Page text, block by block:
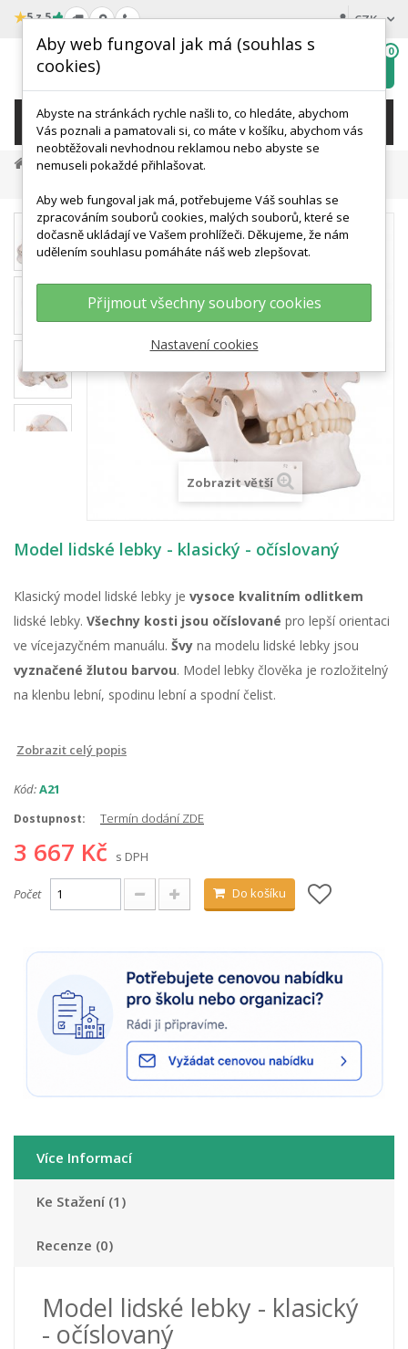
★5 z 5 CZK
wishlist
0
KATEGORIE
Anatomické Modely
Modely Lidské Lebky
Zobrazit větší
Model lidské lebky - klasický - očíslovaný
Klasický model lidské lebky je vysoce kvalitním odlitkem
lidské lebky. Všechny kosti jsou očíslované pro lepší orientaci
ve vícejazyčném manuálu. Švy na modelu lidské lebky jsou
vyznačené žlutou barvou. Model lebky člověka je rozložitelný
na klenbu lební, spodinu lební a spodní čelist.
Zobrazit celý popis
Kód:A21
Dostupnost: Termín dodání ZDE
3 667 Kč s DPH
Počet Do košíku
Více Informací
Ke Stažení (1)
Recenze (0)
Model lidské lebky - klasický
- očíslovaný
Aby web fungoval jak má (souhlas s
cookies)
Abyste na stránkách rychle našli to, co hledáte, abychom
Vás poznali a pamatovali si, co máte v košíku, abychom vás
neobtěžovali nevhodnou reklamou nebo abyste se
nemuseli pokaždé přihlašovat.
Aby web fungoval jak má, potřebujeme Váš souhlas se
zpracováním souborů cookies, malých souborů, které se
dočasně ukládají ve Vašem prohlížeči. Děkujeme, že nám
udělením souhlasu pomáháte náš web zlepšovat.
Přijmout všechny soubory cookies
Nastavení cookies